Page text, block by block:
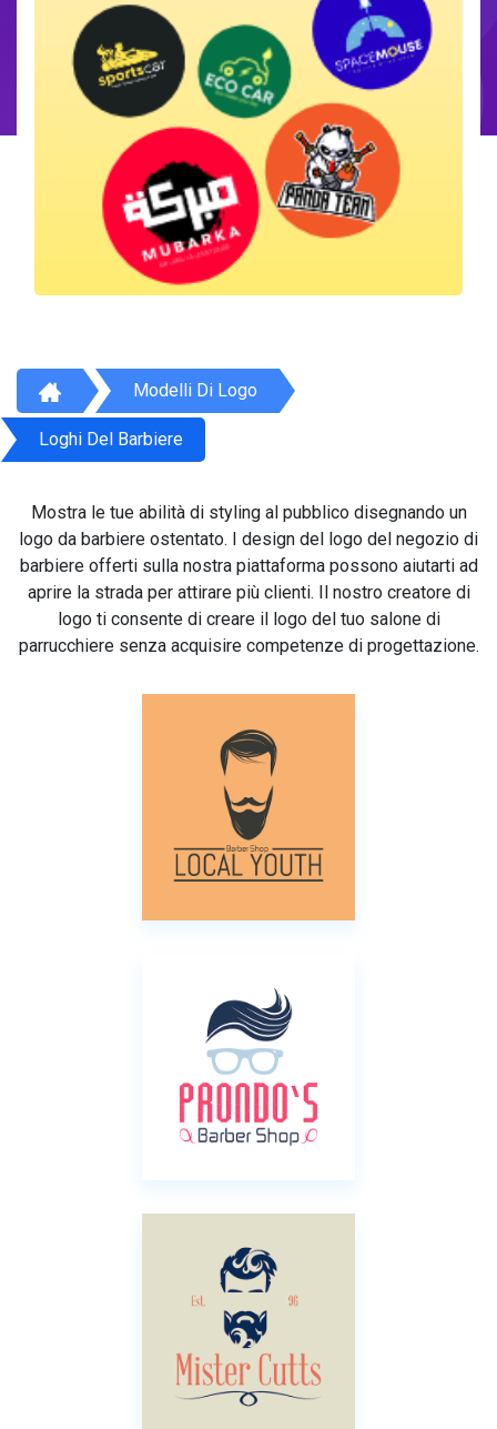
Modelli Di Logo
Loghi Del Barbiere
Mostra le tue abilità di styling al pubblico disegnando un
logo da barbiere ostentato. I design del logo del negozio di
barbiere offerti sulla nostra piattaforma possono aiutarti ad
aprire la strada per attirare più clienti. Il nostro creatore di
logo ti consente di creare il logo del tuo salone di
parrucchiere senza acquisire competenze di progettazione.